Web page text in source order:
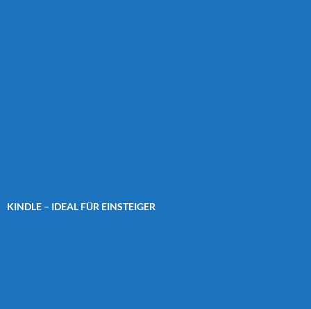
KINDLE – IDEAL FÜR EINSTEIGER